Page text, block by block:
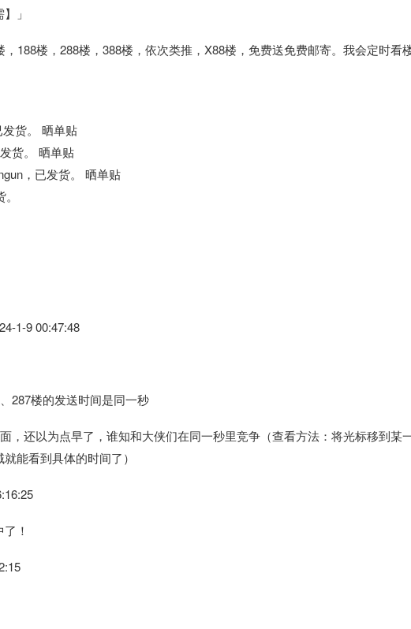
」
188楼，288楼，388楼，依次类推，X88楼，免费送免费邮寄。我会定时看
货。 晒单贴
货。 晒单贴
，已发货。 晒单贴
1-9 00:47:48
287楼的发送时间是同一秒
，还以为点早了，谁知和大侠们在同一秒里竞争（查看方法：将光标移到某
能看到具体的时间了）
！